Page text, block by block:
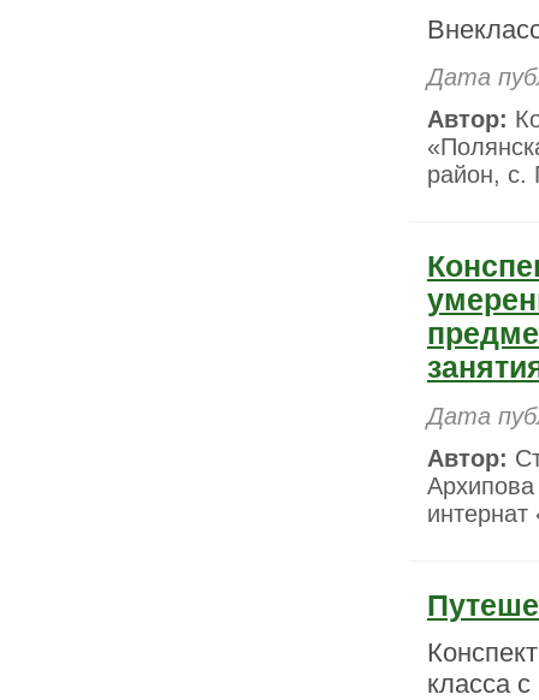
Дата
Автор:
район, с.
Дата
Автор:
интернат
класса